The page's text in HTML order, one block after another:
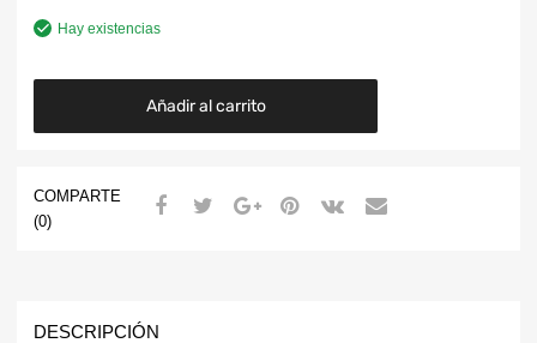
Hay existencias
Añadir al carrito
COMPARTE
(0)
DESCRIPCIÓN